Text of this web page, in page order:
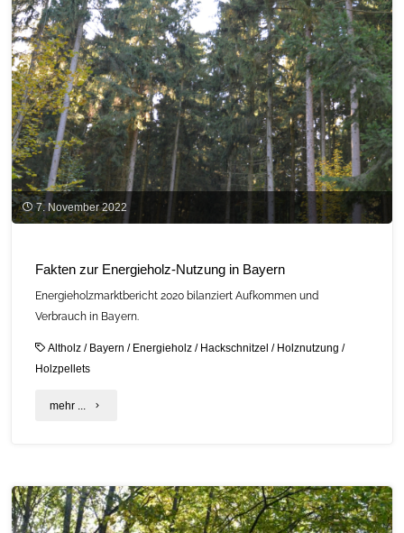
7. November 2022
Fakten zur Energieholz-Nutzung in Bayern
Energieholzmarktbericht 2020 bilanziert Aufkommen und
Verbrauch in Bayern.
Altholz / Bayern / Energieholz / Hackschnitzel / Holznutzung /
Holzpellets
mehr ... "Fakten
Nutzung